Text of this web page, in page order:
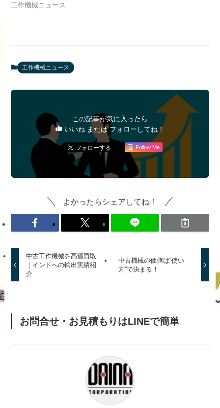
工作機械ニュース
工作機械ニュース
この記事が気に入ったら
いいね または フォローしてね！
Follow Me
よかったらシェアしてね！
中古工作機械を高価買取
｜インドへの輸出実績紹
介
中古機械の価値は“使い
方”で決まる！
お問合せ・お見積もりはLINEで簡単